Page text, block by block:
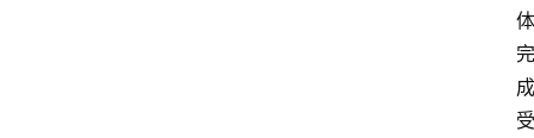
体
完
成
受